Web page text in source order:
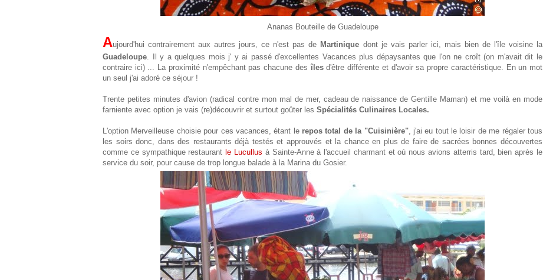
Ananas Bouteille de Guadeloupe
Aujourd'hui contrairement aux autres jours, ce n'est pas de Martinique dont je vais parler ici, mais bien de l'île voisine la
Guadeloupe . Il y a quelques mois j' y ai passé d'excellentes Vacances plus dépaysantes que l'on ne croît (on m'avait dit le
contraire ici) ... La proximité n'empêchant pas chacune des îlesd'être différente et d'avoir sa propre caractéristique. En un mot
un seul j'ai adoré ce séjour !
Trente petites minutes d'avion (radical contre mon mal de mer, cadeau de naissance de Gentille Maman) et me voilà en mode
farniente avec option je vais (re)découvrir et surtout goûter les Spécialités Culinaires Locales.
L'option Merveilleuse choisie pour ces vacances, étant le repos total de la "Cuisinière", j'ai eu tout le loisir de me régaler tous
les soirs donc, dans des restaurants déjà testés et approuvés et la chance en plus de faire de sacrées bonnes découvertes
comme ce sympathique restaurantle Lucullus à Sainte-Anne à l'accueil charmant et où nous avions atterris tard, bien après le
service du soir, pour cause de trop longue balade à la Marina du Gosier.